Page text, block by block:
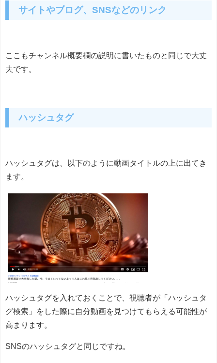
サイトやブログ、SNSなどのリンク
ここもチャンネル概要欄の説明に書いたものと同じで大丈
夫です。
ハッシュタグ
ハッシュタグは、以下のように動画タイトルの上に出てき
ます。
ハッシュタグを入れておくことで、視聴者が「ハッシュタ
グ検索」をした際に自分動画を見つけてもらえる可能性が
高まります。
SNSのハッシュタグと同じですね。